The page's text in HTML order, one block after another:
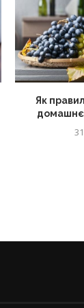
Як
домашнє